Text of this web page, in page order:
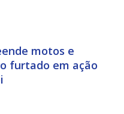
motos e
furtado em ação